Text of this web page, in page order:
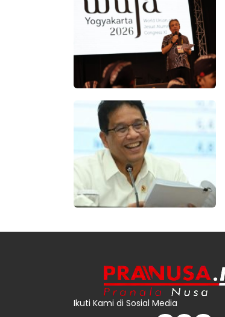
Ikuti Kami di Sosial Media